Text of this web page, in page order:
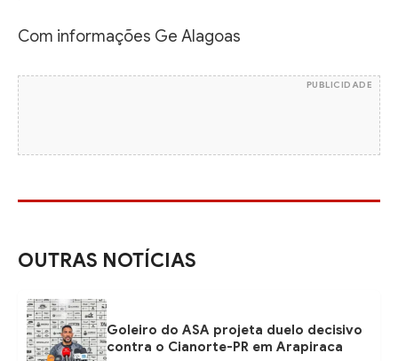
Com informações Ge Alagoas
PUBLICIDADE
OUTRAS NOTÍCIAS
Goleiro do ASA projeta duelo decisivo
contra o Cianorte-PR em Arapiraca